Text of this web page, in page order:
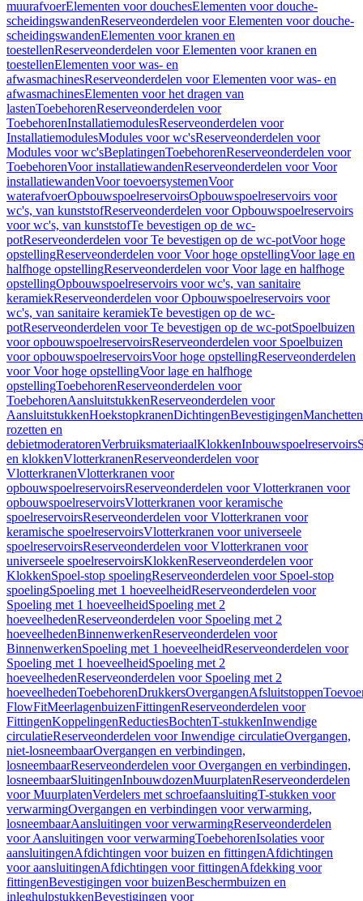
muurafvoerElementen voor douchesElementen voor douche-
scheidingswandenReserveonderdelen voor Elementen voor douche-
scheidingswandenElementen voor kranen en
toestellenReserveonderdelen voor Elementen voor kranen en
toestellenElementen voor was- en
afwasmachinesReserveonderdelen voor Elementen voor was- en
afwasmachinesElementen voor het dragen van
lastenToebehorenReserveonderdelen voor
ToebehorenInstallatiemodulesReserveonderdelen voor
InstallatiemodulesModules voor wc'sReserveonderdelen voor
Modules voor wc'sBeplatingenToebehorenReserveonderdelen voor
ToebehorenVoor installatiewandenReserveonderdelen voor Voor
installatiewandenVoor toevoersystemenVoor
waterafvoerOpbouwspoelreservoirsOpbouwspoelreservoirs voor
wc's, van kunststofReserveonderdelen voor Opbouwspoelreservoirs
voor wc's, van kunststofTe bevestigen op de wc-
potReserveonderdelen voor Te bevestigen op de wc-potVoor hoge
opstellingReserveonderdelen voor Voor hoge opstellingVoor lage en
halfhoge opstellingReserveonderdelen voor Voor lage en halfhoge
opstellingOpbouwspoelreservoirs voor wc's, van sanitaire
keramiekReserveonderdelen voor Opbouwspoelreservoirs voor
wc's, van sanitaire keramiekTe bevestigen op de wc-
potReserveonderdelen voor Te bevestigen op de wc-potSpoelbuizen
voor opbouwspoelreservoirsReserveonderdelen voor Spoelbuizen
voor opbouwspoelreservoirsVoor hoge opstellingReserveonderdelen
voor Voor hoge opstellingVoor lage en halfhoge
opstellingToebehorenReserveonderdelen voor
ToebehorenAansluitstukkenReserveonderdelen voor
AansluitstukkenHoekstopkranenDichtingenBevestigingenManchetten
rozetten en
debietmoderatorenVerbruiksmateriaalKlokkenInbouwspoelreservoirs
en klokkenVlotterkranenReserveonderdelen voor
VlotterkranenVlotterkranen voor
opbouwspoelreservoirsReserveonderdelen voor Vlotterkranen voor
opbouwspoelreservoirsVlotterkranen voor keramische
spoelreservoirsReserveonderdelen voor Vlotterkranen voor
keramische spoelreservoirsVlotterkranen voor universeele
spoelreservoirsReserveonderdelen voor Vlotterkranen voor
universeele spoelreservoirsKlokkenReserveonderdelen voor
KlokkenSpoel-stop spoelingReserveonderdelen voor Spoel-stop
spoelingSpoeling met 1 hoeveelheidReserveonderdelen voor
Spoeling met 1 hoeveelheidSpoeling met 2
hoeveelhedenReserveonderdelen voor Spoeling met 2
hoeveelhedenBinnenwerkenReserveonderdelen voor
BinnenwerkenSpoeling met 1 hoeveelheidReserveonderdelen voor
Spoeling met 1 hoeveelheidSpoeling met 2
hoeveelhedenReserveonderdelen voor Spoeling met 2
hoeveelhedenToebehorenDrukkersOvergangenAfsluitstoppen
FlowFitMeerlagenbuizenFittingenReserveonderdelen voor
FittingenKoppelingenReductiesBochtenT-stukkenInwendige
circulatieReserveonderdelen voor Inwendige circulatieOvergangen,
niet-losneembaarOvergangen en verbindingen,
losneembaarReserveonderdelen voor Overgangen en verbindingen,
losneembaarSluitingenInbouwdozenMuurplatenReserveonderdelen
voor MuurplatenVerdelers met schroefaansluitingT-stukken voor
verwarmingOvergangen en verbindingen voor verwarming,
losneembaarAansluitingen voor verwarmingReserveonderdelen
voor Aansluitingen voor verwarmingToebehorenIsolaties voor
aansluitingenAfdichtingen voor buizen en fittingenAfdichtingen
voor aansluitingenAfdichtingen voor fittingenAfdekking voor
fittingenBevestigingen voor buizenBeschermbuizen en
inleghulpstukkenBevestigingen voor